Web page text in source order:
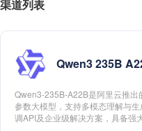
渠道列表
Qwen3 235B
Qwen3-235B-A22B是阿里云推
参数大模型，支持多模态理解与
调API及企业级解决方案，具备强